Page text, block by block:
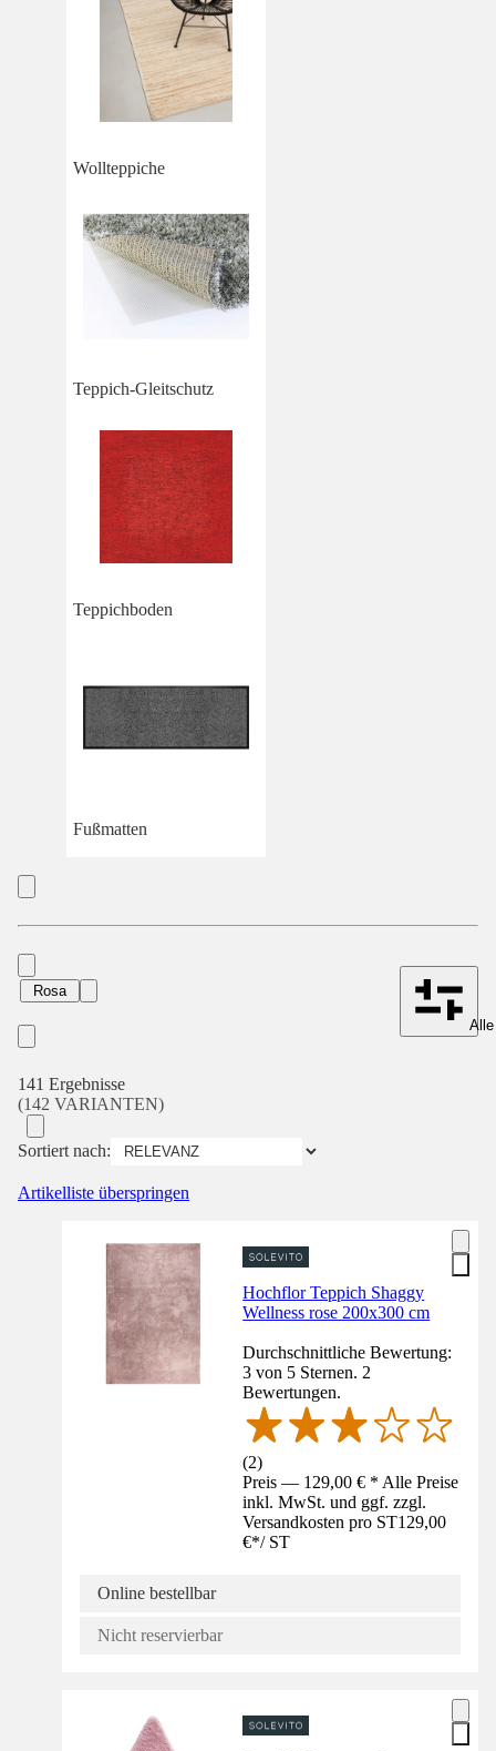
Wollteppiche
Teppich-Gleitschutz
Teppichboden
Fußmatten
Rosa
141 Ergebnisse
(142 VARIANTEN)
Sortiert nach:
Artikelliste überspringen
Hochflor Teppich Shaggy
Wellness rose 200x300 cm
Durchschnittliche Bewertung:
3 von 5 Sternen. 2
Bewertungen.
(2)
Preis — 129,00 € * Alle Preise
inkl. MwSt. und ggf. zzgl.
Versandkosten pro ST129,00
€*/ ST
Online bestellbar
Nicht reservierbar